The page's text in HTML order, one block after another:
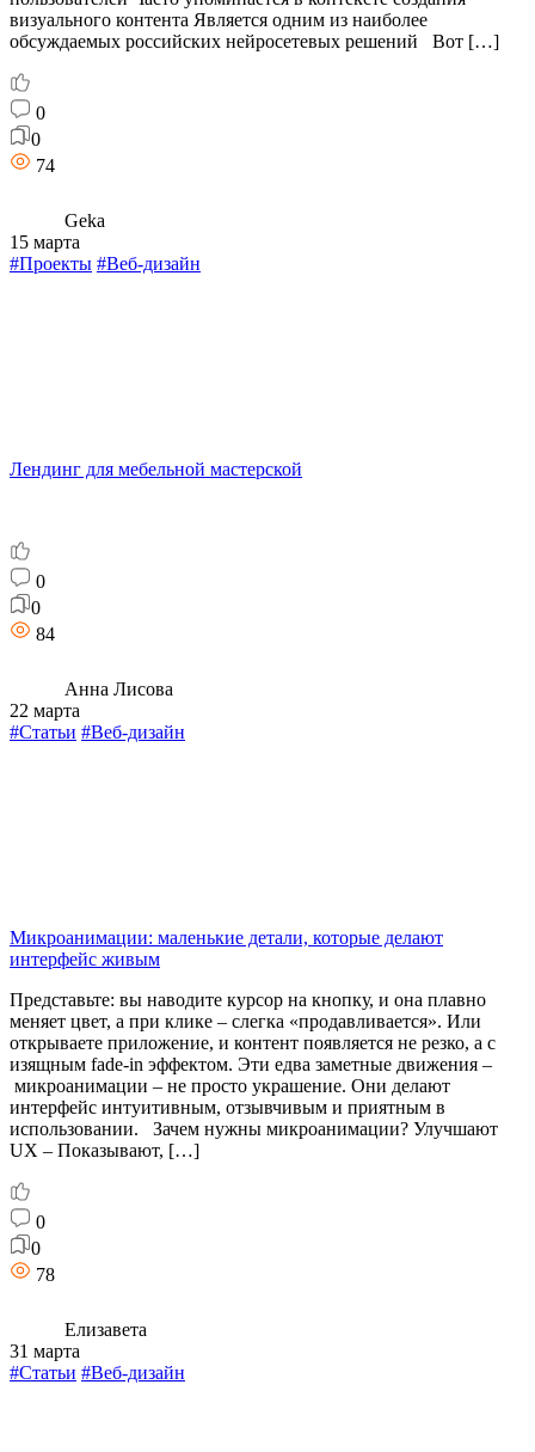
визуального контента Является одним из наиболее
обсуждаемых российских нейросетевых решений Вот […]
0
0
74
Geka
15 марта
#Проекты #Веб-дизайн
Лендинг для мебельной мастерской
0
0
84
Анна Лисова
22 марта
#Статьи #Веб-дизайн
Микроанимации: маленькие детали, которые делают
интерфейс живым
Представьте: вы наводите курсор на кнопку, и она плавно
меняет цвет, а при клике – слегка «продавливается». Или
открываете приложение, и контент появляется не резко, а с
изящным fade-in эффектом. Эти едва заметные движения –
микроанимации – не просто украшение. Они делают
интерфейс интуитивным, отзывчивым и приятным в
использовании. Зачем нужны микроанимации? Улучшают
UX – Показывают, […]
0
0
78
Елизавета
31 марта
#Статьи #Веб-дизайн